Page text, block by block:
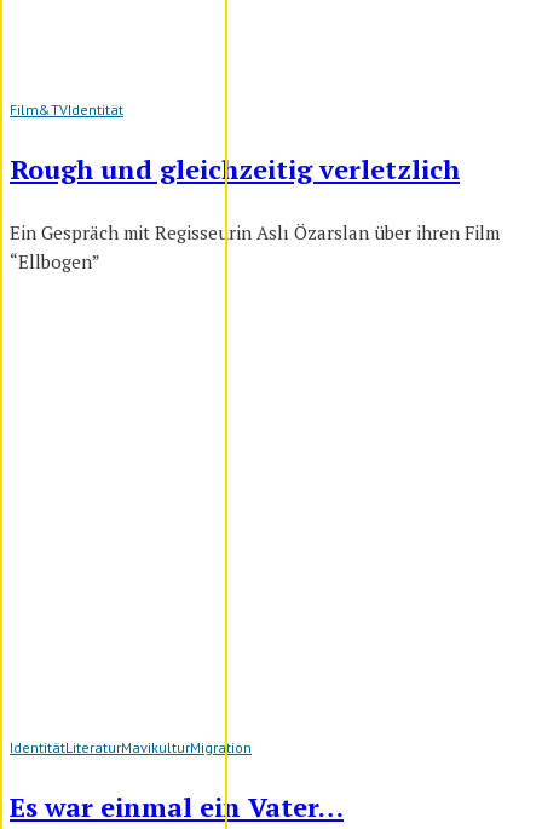
Film&TVIdentität
Rough und gleichzeitig verletzlich
Ein Gespräch mit Regisseurin Aslı Özarslan über ihren Film
“Ellbogen”
IdentitätLiteraturMavikulturMigration
Es war einmal ein Vater…